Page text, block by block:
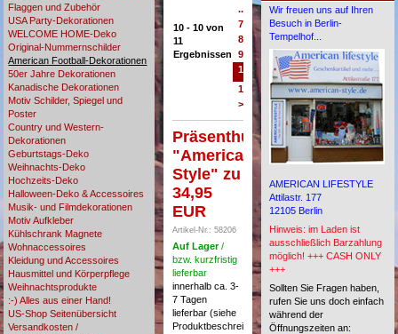
Flaggen und Zubehör
USA Party-Dekorationen
WELCOME HOME-Deko
Original-Nummernschilder
American Football-Dekorationen
50er Jahre Dekorationen
Kanadische Dekorationen
Motiv Schilder, Spiegel und
Poster
Country und Western-
Dekorationen
Geburtstags-Deko
Weihnachts-Deko
Hochzeits-Deko
Halloween-Deko & Accessoires
Musik- und Filmdekorationen
Motiv Aufkleber
Kühlschrank Magnete
Wohnaccessoires
Kleidung und Accessoires
Hausmittel und Körperpflege
Weihnachtsprodukte
:-) Alles aus einer Hand!
US-Shop Seitenübersicht
Versandkosten /
Wir freuen uns auf Ihren
Besuch in Berlin-
Tempelhof...
AMERICAN LIFESTYLE
Attilastr. 177
12105 Berlin
Hinweis: im Laden ist
ausschließlich Barzahlung
möglich! +++ CASH ONLY
+++
Sollten Sie Fragen haben,
rufen Sie uns doch einfach
während der
Öffnungszeiten an:
10 - 10 von
11
Ergebnissen
...
7
8
9
10
11
>
Präsenthut
"American
Style" zu
34,95
EUR
Artikel-Nr.: 58206
Auf Lager/
bzw. kurzfristig
lieferbar
innerhalb ca. 3-
7 Tagen
lieferbar (siehe
Produktbeschreibung)